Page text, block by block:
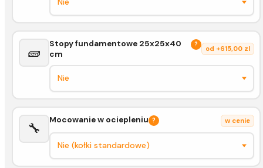
🧱
Stopy fundamentowe 25x25x40
cm
?
od +615,00 zl
🔧
Mocowanie w ociepleniu ? w cenie